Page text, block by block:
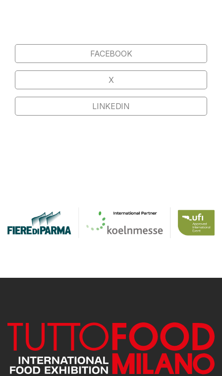
FACEBOOK
X
LINKEDIN